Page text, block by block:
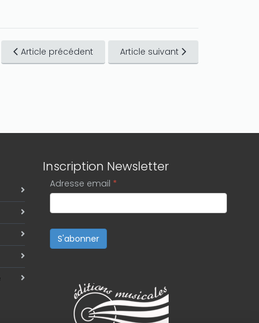
Article précédent Article suivant
Inscription Newsletter
Adresse email *
S'abonner